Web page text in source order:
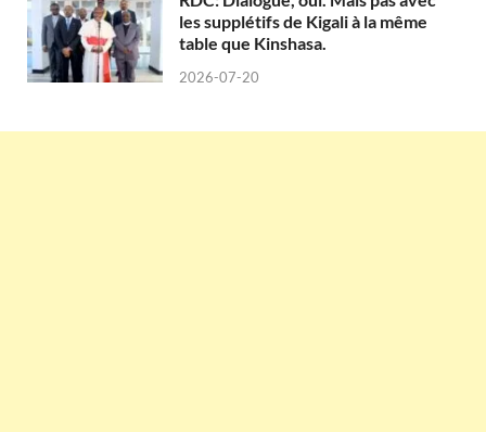
les supplétifs de Kigali à la même
table que Kinshasa.
2026-07-20